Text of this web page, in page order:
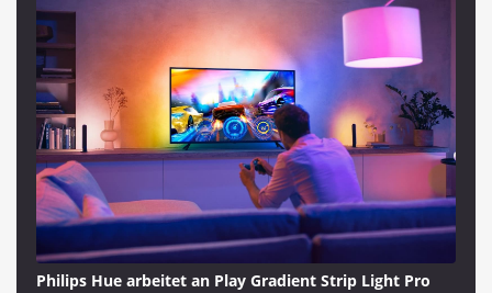
Philips Hue arbeitet an Play Gradient Strip Light Pro